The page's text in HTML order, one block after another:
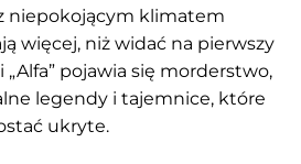
niepokojącym klimatem
więcej, niż widać na pierwszy
pojawia się morderstwo,
legendy i tajemnice, które
ukryte.